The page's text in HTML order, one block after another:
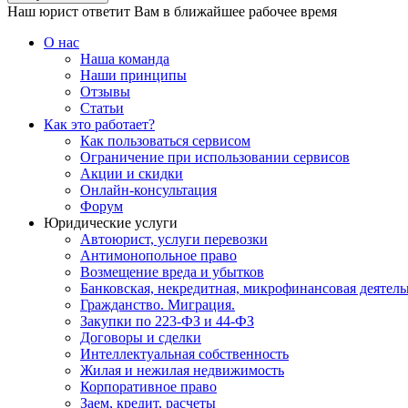
Наш юрист ответит Вам в ближайшее рабочее время
О нас
Наша команда
Наши принципы
Отзывы
Статьи
Как это работает?
Как пользоваться сервисом
Ограничение при использовании сервисов
Акции и скидки
Онлайн-консультация
Форум
Юридические услуги
Автоюрист, услуги перевозки
Антимонопольное право
Возмещение вреда и убытков
Банковская, некредитная, микрофинансовая
Гражданство. Миграция.
Закупки по 223-ФЗ и 44-ФЗ
Договоры и сделки
Интеллектуальная собственность
Жилая и нежилая недвижимость
Корпоративное право
Заем, кредит, расчеты